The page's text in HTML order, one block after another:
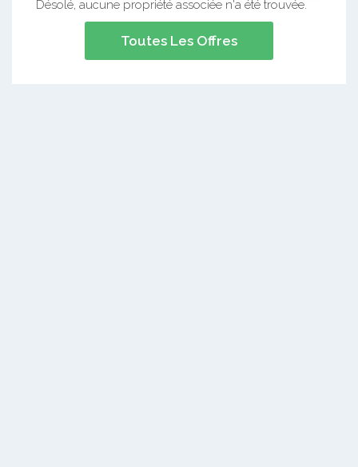
Désolé, aucune propriété associée n'a été trouvée.
Toutes Les Offres